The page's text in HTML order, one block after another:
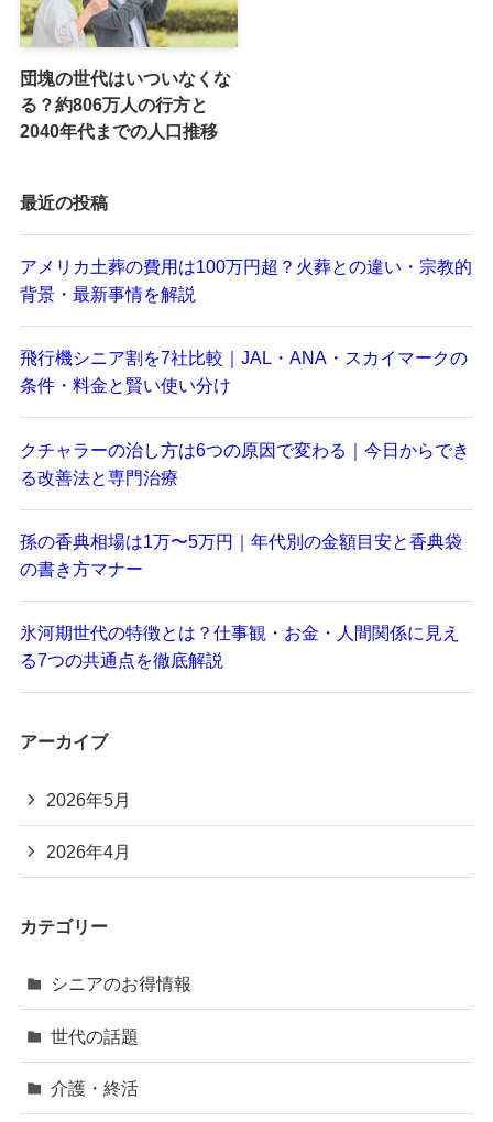
団塊の世代はいついなくな
る？約806万人の行方と
2040年代までの人口推移
最近の投稿
アメリカ土葬の費用は100万円超？火葬との違い・宗教的
背景・最新事情を解説
飛行機シニア割を7社比較｜JAL・ANA・スカイマークの
条件・料金と賢い使い分け
クチャラーの治し方は6つの原因で変わる｜今日からでき
る改善法と専門治療
孫の香典相場は1万〜5万円｜年代別の金額目安と香典袋
の書き方マナー
氷河期世代の特徴とは？仕事観・お金・人間関係に見え
る7つの共通点を徹底解説
アーカイブ
2026年5月
2026年4月
カテゴリー
シニアのお得情報
世代の話題
介護・終活